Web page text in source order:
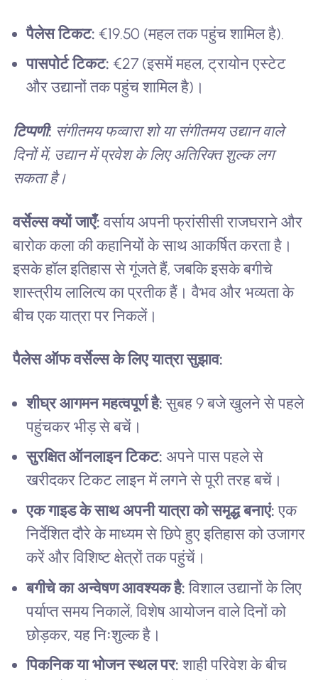
पैलेस टिकट: €19.50 (महल तक पहुंच शामिल है).
पासपोर्ट टिकट: €27 (इसमें महल, ट्रायोन एस्टेट
और उद्यानों तक पहुंच शामिल है)।
टिप्पणी:संगीतमय फव्वारा शो या संगीतमय उद्यान वाले
दिनों में, उद्यान में प्रवेश के लिए अतिरिक्त शुल्क लग
सकता है।
वर्सेल्स क्यों जाएँ: वर्साय अपनी फ्रांसीसी राजघराने और
बारोक कला की कहानियों के साथ आकर्षित करता है।
इसके हॉल इतिहास से गूंजते हैं, जबकि इसके बगीचे
शास्त्रीय लालित्य का प्रतीक हैं। वैभव और भव्यता के
बीच एक यात्रा पर निकलें।
पैलेस ऑफ वर्सेल्स के लिए यात्रा सुझाव:
शीघ्र आगमन महत्वपूर्ण है: सुबह 9 बजे खुलने से पहले
पहुंचकर भीड़ से बचें।
सुरक्षित ऑनलाइन टिकट: अपने पास पहले से
खरीदकर टिकट लाइन में लगने से पूरी तरह बचें।
एक गाइड के साथ अपनी यात्रा को समृद्ध बनाएं: एक
निर्देशित दौरे के माध्यम से छिपे हुए इतिहास को उजागर
करें और विशिष्ट क्षेत्रों तक पहुंचें।
बगीचे का अन्वेषण आवश्यक है: विशाल उद्यानों के लिए
पर्याप्त समय निकालें, विशेष आयोजन वाले दिनों को
छोड़कर, यह निःशुल्क है।
पिकनिक या भोजन स्थल पर: शाही परिवेश के बीच